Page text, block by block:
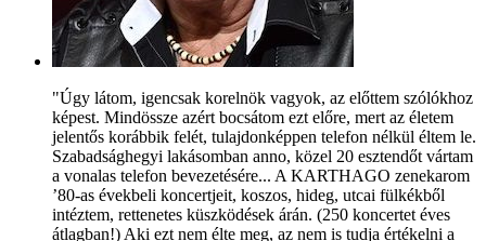
"Úgy látom, igencsak korelnök vagyok, az előttem szólókhoz
képest. Mindössze azért bocsátom ezt előre, mert az életem
jelentős korábbik felét, tulajdonképpen telefon nélkül éltem le.
Szabadsághegyi lakásomban anno, közel 20 esztendőt vártam
a vonalas telefon bevezetésére... A KARTHAGO zenekarom
’80-as évekbeli koncertjeit, koszos, hideg, utcai fülkékből
intéztem, rettenetes küszködések árán. (250 koncertet éves
átlagban!) Aki ezt nem élte meg, az nem is tudja értékelni a